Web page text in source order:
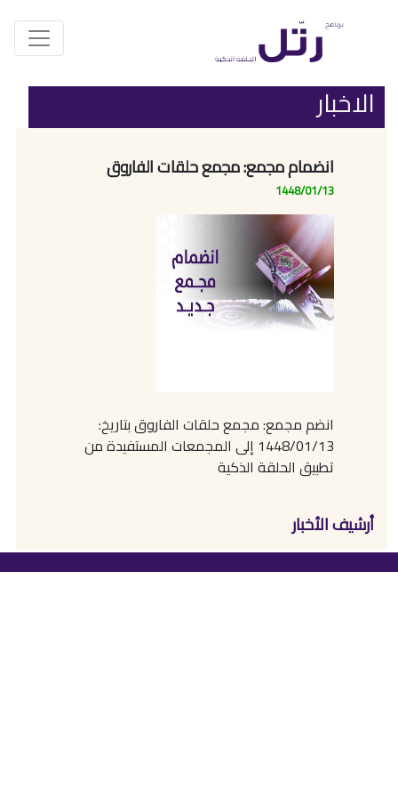
الاخبار
انضمام مجمع: مجمع حلقات الفاروق
1448/01/13
انضم مجمع: مجمع حلقات الفاروق بتاريخ:
1448/01/13 إلى المجمعات المستفيدة من
تطبيق الحلقة الذكية
أرشيف الأخبار